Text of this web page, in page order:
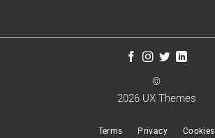
©
2026 UX Themes
Terms Privacy Cookies